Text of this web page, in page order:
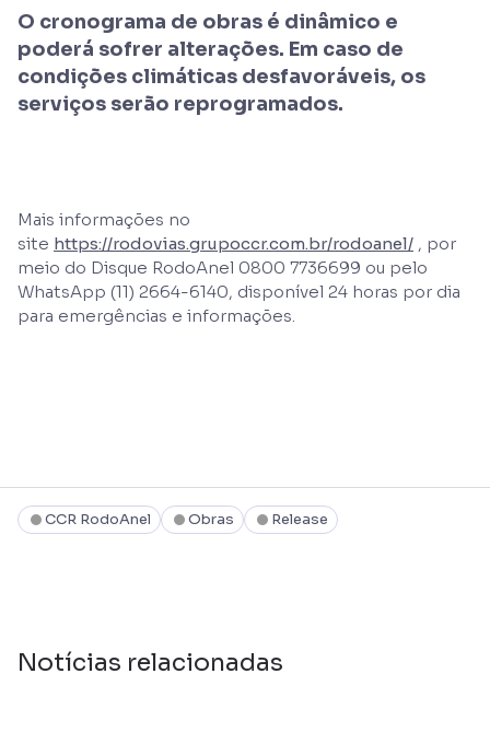
O cronograma de obras é dinâmico e
poderá sofrer alterações. Em caso de
condições climáticas desfavoráveis, os
serviços serão reprogramados.
Mais informações no
site https://rodovias.grupoccr.com.br/rodoanel/ , por
meio do Disque RodoAnel 0800 7736699 ou pelo
WhatsApp (11) 2664-6140, disponível 24 horas por dia
para emergências e informações.
CCR RodoAnel Obras Release
Notícias relacionadas